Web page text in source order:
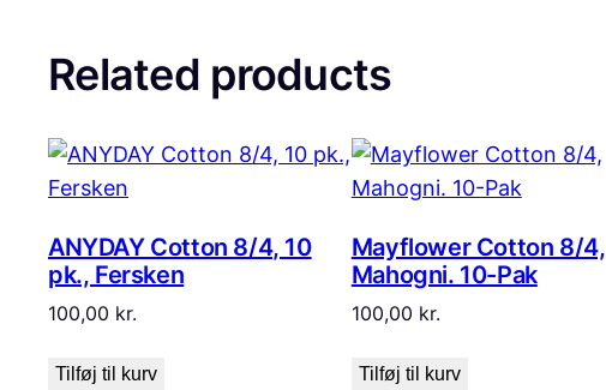
Related products
ANYDAY Cotton 8/4, 10
pk., Fersken
100,00 kr.
Tilføj til kurv
Mayflower Cotton 8/4,
Mahogni. 10-Pak
100,00 kr.
Tilføj til kurv